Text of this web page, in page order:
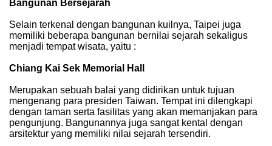
Bangunan Bersejarah
Selain terkenal dengan bangunan kuilnya, Taipei juga
memiliki beberapa bangunan bernilai sejarah sekaligus
menjadi tempat wisata, yaitu :
Chiang Kai Sek Memorial Hall
Merupakan sebuah balai yang didirikan untuk tujuan
mengenang para presiden Taiwan. Tempat ini dilengkapi
dengan taman serta fasilitas yang akan memanjakan para
pengunjung. Bangunannya juga sangat kental dengan
arsitektur yang memiliki nilai sejarah tersendiri.